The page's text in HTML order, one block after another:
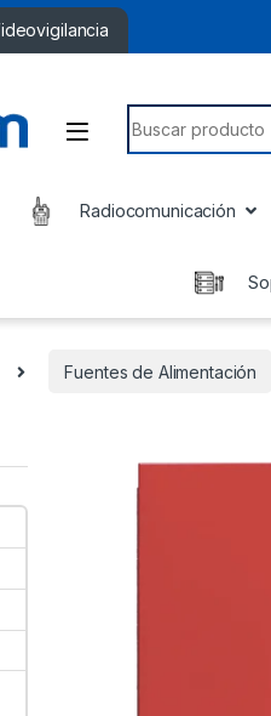
Search for:
Radiocomunicación
Fuentes de Alimentación